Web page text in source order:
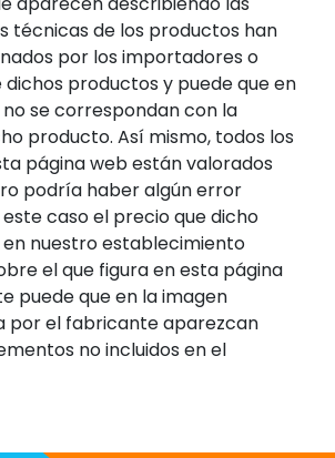
técnicas de los productos han
por los importadores o
productos y puede que en
se correspondan con la
producto. Así mismo, todos los
página web están valorados
podría haber algún error
caso el precio que dicho
nuestro establecimiento
el que figura en esta página
puede que en la imagen
por el fabricante aparezcan
no incluidos en el